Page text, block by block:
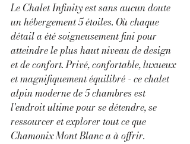
Le Chalet Infinity est sans aucun doute
un hébergement 5 étoiles. Où chaque
détail a été soigneusement fini pour
atteindre le plus haut niveau de design
et de confort. Privé, confortable, luxueux
et magnifiquement équilibré - ce chalet
alpin moderne de 5 chambres est
l'endroit ultime pour se détendre, se
ressourcer et explorer tout ce que
Chamonix Mont Blanc a à offrir.